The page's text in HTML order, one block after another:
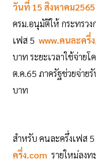
วันที่ 15 สิงหาคม2565
ครม.อนุมัติให้ กระทรว
เฟส 5 www.คนละครึ่
บาท ระยะเวลาใช้จ่ายโ
ต.ค.65 ภาครัฐช่วยจ่าย
บาท
สำหรับ คนละครึ่งเฟส
ครึ่ง.com รายใหม่ลง